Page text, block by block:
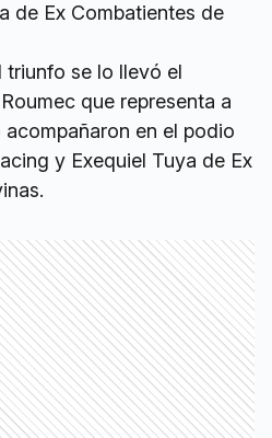
de Ex Combatientes de
triunfo se lo llevó el
que representa a
en el podio
y Exequiel Tuya de Ex